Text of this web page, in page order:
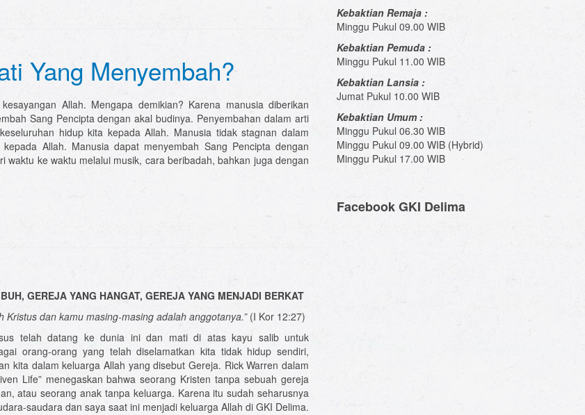
Yang Menyembah?
Allah. Mengapa demikian? Karena manusia diberikan
Sang Pencipta dengan akal budinya. Penyembahan dalam arti
hidup kita kepada Allah. Manusia tidak stagnan dalam
kepada Allah. Manusia dapat menyembah Sang Pencipta dengan
waktu ke waktu melalui musik, cara beribadah, bahkan juga dengan
GEREJA YANG HANGAT, GEREJA YANG MENJADI BERKAT
Kristus dan kamu masing-masing adalah anggotanya.”(I Kor 12:27)
telah datang ke dunia ini dan mati di atas kayu salib untuk
orang-orang yang telah diselamatkan kita tidak hidup sendiri,
kita dalam keluarga Allah yang disebut Gereja. Rick Warren dalam
Life” menegaskan bahwa seorang Kristen tanpa sebuah gereja
atau seorang anak tanpa keluarga. Karena itu sudah seharusnya
saudara dan saya saat ini menjadi keluarga Allah di GKI Delima.
Kebaktian Remaja :
Minggu Pukul 09.00 WIB
Kebaktian Pemuda :
Minggu Pukul 11.00 WIB
Kebaktian Lansia :
Jumat Pukul 10.00 WIB
Kebaktian Umum :
Minggu Pukul 06.30 WIB
Minggu Pukul 09.00 WIB (Hybrid)
Minggu Pukul 17.00 WIB
Facebook GKI Delima